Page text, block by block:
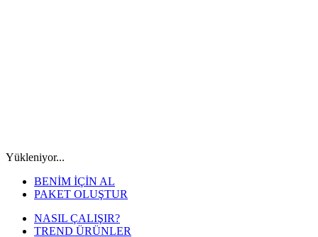
Yükleniyor...
BENİM İÇİN AL
PAKET OLUŞTUR
NASIL ÇALIŞIR?
TREND ÜRÜNLER